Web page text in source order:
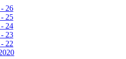
26
25
24
23
22